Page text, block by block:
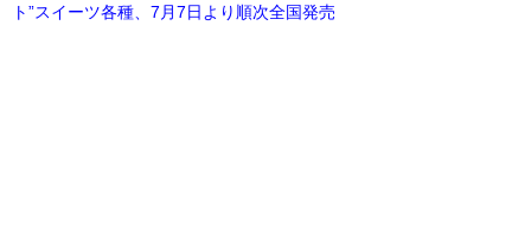
ト”スイーツ各種、7月7日より順次全国発売